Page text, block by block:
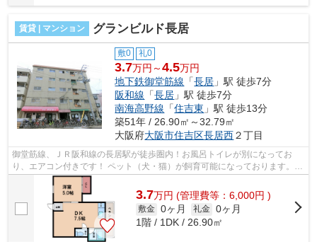
賃貸 | マンション グランビルド長居
敷0 礼0
3.7万円～4.5万円
地下鉄御堂筋線 「長居 」駅 徒歩7分
阪和線 「長居 」駅 徒歩7分
南海高野線 「住吉東 」駅 徒歩13分
築51年 / 26.90㎡～32.79㎡
大阪府大阪市住吉区長居西２丁目
御堂筋線、ＪＲ阪和線の長居駅が徒歩圏内！お風呂トイレが別になってお
り、エアコン付きです！ ペット（犬・猫）が飼育可能になっております。コ
ンビニ、スーパーも近くあります。 ■...
3.7万円 (管理費等：6,000円 )
敷金 0ヶ月 礼金 0ヶ月
1階 / 1DK / 26.90㎡